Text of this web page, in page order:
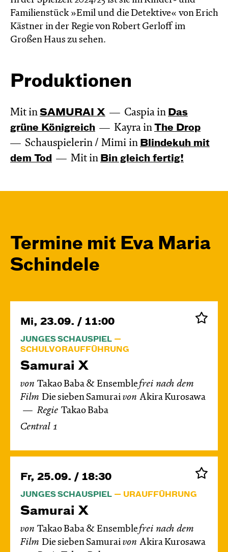
Familienstück »Emil und die Detektive« von Erich
Kästner in der Regie von Robert Gerloff im
Großen Haus zu sehen.
Produktionen
Mit in SAMURAI X Caspia in Das
grüne König­reich
Kayra in The Drop
Schauspielerin / Mimi in Blinde­kuh mit
dem Tod
Mit in Bin gleich fertig!
Termine mit Eva Maria
Schindele
Mi, 23.09. / 11:00
JUNGES SCHAUSPIEL
SCHULVORAUFFÜHRUNG
Samurai X
von Takao Baba & Ensemblefrei nach dem
Film Die sieben Samurai von Akira Kurosawa
Regie Takao Baba
Central 1
Fr, 25.09. / 18:30
JUNGES SCHAUSPIEL URAUFFÜHRUNG
Samurai X
von Takao Baba & Ensemblefrei nach dem
Film Die sieben Samurai von Akira Kurosawa